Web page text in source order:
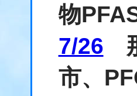
物
7/26
市、